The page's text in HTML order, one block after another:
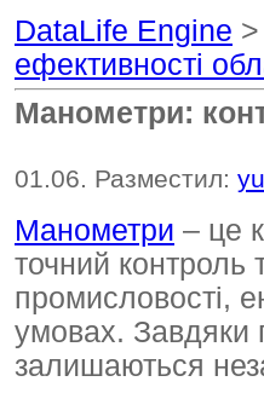
DataLife Engine
ефективності
Манометри:
01.06. Разместил:
Манометри – це
точний контроль
промисловості,
умовах. Завдяки
залишаються